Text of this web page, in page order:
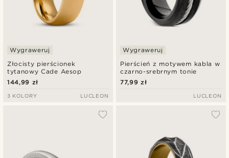
Złocisty pierścionek
tytanowy Cade Aesop
Wygraweruj
144,99 zł
3 KOLORY LUCLEON
Pierścień z motywem kabla w
czarno-srebrnym tonie
Wygraweruj
77,99 zł
LUCLEON